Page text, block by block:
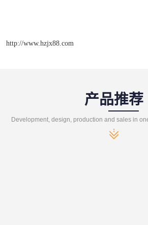
http://www.hzjx88.com
产品推荐